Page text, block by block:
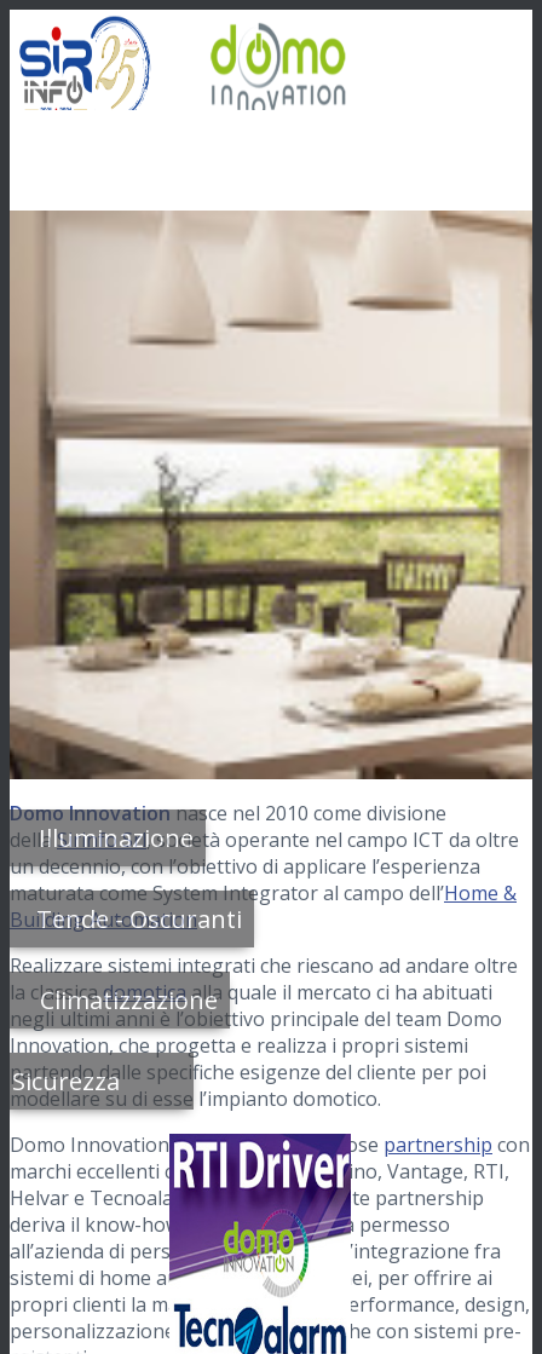
Menu
Illuminazione
Tende - Oscuranti
Climatizzazione
Sicurezza
Domo Innovationnasce nel 2010 come divisione
della Sirinfo Srl, società operante nel campo ICT da oltre
un decennio, con l’obiettivo di applicare l’esperienza
maturata come System Integrator al campo dell’Home &
Building Automation.
Realizzare sistemi integrati che riescano ad andare oltre
la classicadomoticaalla quale il mercato ci ha abituati
negli ultimi anni è l’obiettivo principale del team Domo
Innovation, che progetta e realizza i propri sistemi
partendo dalle specifiche esigenze del cliente per poi
modellare su di esse l’impianto domotico.
Domo Innovation si avvale di prestigiose partnership con
marchi eccellenti come MY HOME Bticino, Vantage, RTI,
Helvar e Tecnoalarm. Proprio da queste partnership
deriva il know-how tecnologico che ha permesso
all’azienda di perseguire la strada dell’integrazione fra
sistemi di home automation eterogenei, per offrire ai
propri clienti la massima flessibilità, performance, design,
personalizzazione e integrazione anche con sistemi pre-